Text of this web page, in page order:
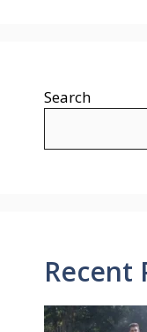
Search
Recent